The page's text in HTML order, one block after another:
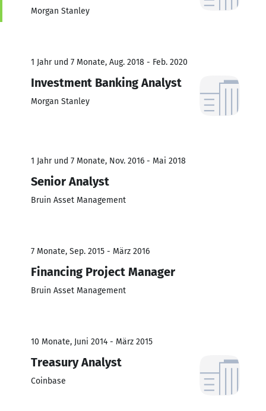
Morgan Stanley
1 Jahr und 7 Monate, Aug. 2018 - Feb. 2020
Investment Banking Analyst
Morgan Stanley
1 Jahr und 7 Monate, Nov. 2016 - Mai 2018
Senior Analyst
Bruin Asset Management
7 Monate, Sep. 2015 - März 2016
Financing Project Manager
Bruin Asset Management
10 Monate, Juni 2014 - März 2015
Treasury Analyst
Coinbase